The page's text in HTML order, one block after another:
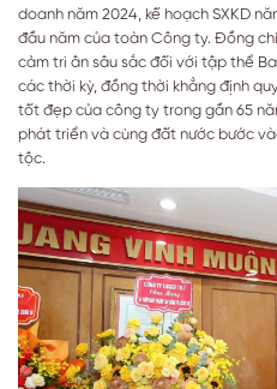
doanh năm 2024, kế hoạch SXKD
đầu năm của toàn Công ty. Đồng
cảm tri ân sâu sắc đối với tập thể
các thời kỳ, đồng thời khẳng định
tốt đẹp của công ty trong gần 65
phát triển và cùng đất nước bước
tộc.